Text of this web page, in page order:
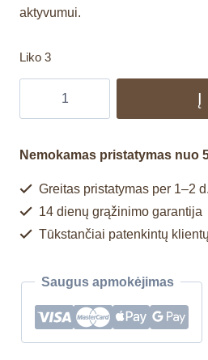
aktyvumui.
Liko 3
Į
Nemokamas pristatymas nuo
Greitas pristatymas per 1–2
14 dienų grąžinimo garantija
Tūkstančiai patenkintų klientų
Saugus apmokėjimas